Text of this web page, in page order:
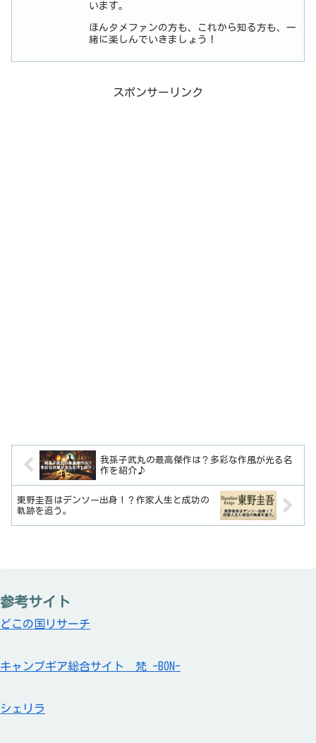
います。
ほんタメファンの方も、これから知る方も、一
緒に楽しんでいきましょう！
スポンサーリンク
我孫子武丸の最高傑作は？多彩な作風が光る名
作を紹介♪
東野圭吾はデンソー出身！？作家人生と成功の
軌跡を追う。
参考サイト
どこの国リサーチ
キャンプギア総合サイト 梵 -BON-
シェリラ